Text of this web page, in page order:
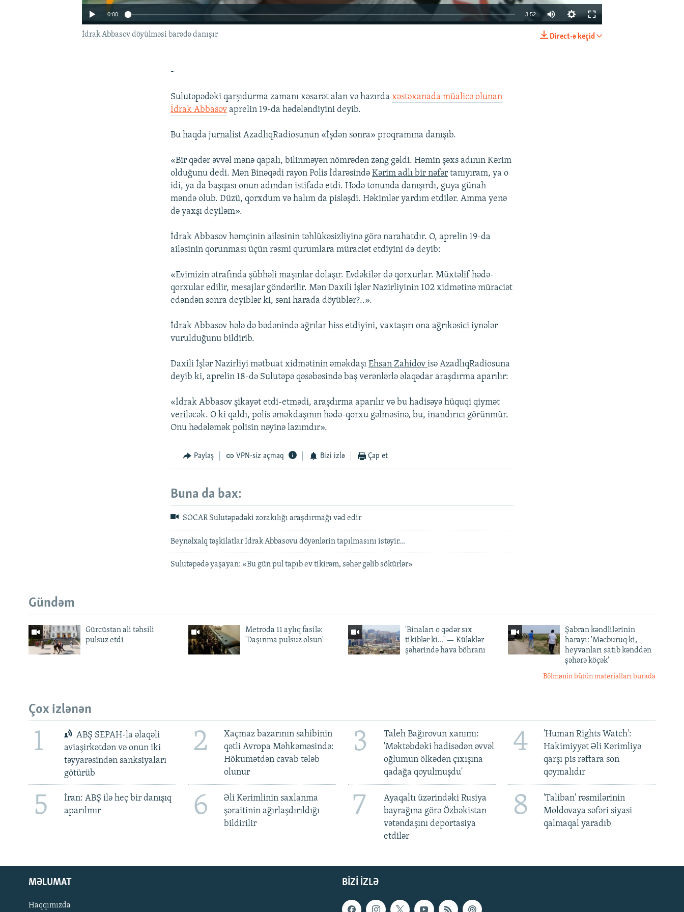
0:00 3:52
Direct-ə keçid
İdrak Abbasov döyülməsi barədə danışır
-
Sulutəpədəki qarşıdurma zamanı xəsarət alan və hazırdaxəstəxanada müalicə olunan
İdrak Abbasov aprelin 19-da hədələndiyini deyib.
Bu haqda jurnalist AzadlıqRadiosunun «İşdən sonra» proqramına danışıb.
«Bir qədər əvvəl mənə qapalı, bilinməyən nömrədən zəng gəldi. Həmin şəxs adının Kərim
olduğunu dedi. Mən Binəqədi rayon Polis İdarəsindəKərim adlı bir nəfər tanıyıram, ya o
idi, ya da başqası onun adından istifadə etdi. Hədə tonunda danışırdı, guya günah
məndə olub. Düzü, qorxdum və halım da pisləşdi. Həkimlər yardım etdilər. Amma yenə
də yaxşı deyiləm».
İdrak Abbasov həmçinin ailəsinin təhlükəsizliyinə görə narahatdır. O, aprelin 19-da
ailəsinin qorunması üçün rəsmi qurumlara müraciət etdiyini də deyib:
«Evimizin ətrafında şübhəli maşınlar dolaşır. Evdəkilər də qorxurlar. Müxtəlif hədə-
qorxular edilir, mesajlar göndərilir. Mən Daxili İşlər Nazirliyinin 102 xidmətinə müraciət
edəndən sonra deyiblər ki, səni harada döyüblər?..».
İdrak Abbasov hələ də bədənində ağrılar hiss etdiyini, vaxtaşırı ona ağrıkəsici iynələr
vurulduğunu bildirib.
Daxili İşlər Nazirliyi mətbuat xidmətinin əməkdaşıEhsan Zahidovisə AzadlıqRadiosuna
deyib ki, aprelin 18-də Sulutəpə qəsəbəsində baş verənlərlə əlaqədar araşdırma aparılır:
«İdrak Abbasov şikayət etdi-etmədi, araşdırma aparılır və bu hadisəyə hüquqi qiymət
veriləcək. O ki qaldı, polis əməkdaşının hədə-qorxu gəlməsinə, bu, inandırıcı görünmür.
Onu hədələmək polisin nəyinə lazımdır».
Paylaş VPN-siz açmaq Bizi izlə Çap et
Buna da bax:
SOCAR Sulutəpədəki zorakılığı araşdırmağı vəd edir
Beynəlxalq təşkilatlar İdrak Abbasovu döyənlərin tapılmasını istəyir...
Sulutəpədə yaşayan: «Bu gün pul tapıb ev tikirəm, səhər gəlib sökürlər»
Gündəm
Gürcüstan ali təhsili
pulsuz etdi
Metroda 11 aylıq fasilə:
'Daşınma pulsuz olsun'
'Binaları o qədər sıx
tikiblər ki...' — Küləklər
şəhərində hava böhranı
Şabran kəndlilərinin
harayı: 'Məcburuq ki,
heyvanları satıb kənddən
şəhərə köçək'
Bölmənin bütün materialları burada
Çox izlənən
1
ABŞ SEPAH-la əlaqəli
aviaşirkətdən və onun iki
təyyarəsindən sanksiyaları
götürüb
2
Xaçmaz bazarının sahibinin
qətli Avropa Məhkəməsində:
Hökumətdən cavab tələb
olunur
3
Taleh Bağırovun xanımı:
'Məktəbdəki hadisədən əvvəl
oğlumun ölkədən çıxışına
qadağa qoyulmuşdu'
4
'Human Rights Watch':
Hakimiyyət Əli Kərimliyə
qarşı pis rəftara son
qoymalıdır
5
İran: ABŞ ilə heç bir danışıq
aparılmır
6
Əli Kərimlinin saxlanma
şəraitinin ağırlaşdırıldığı
bildirilir
7
Ayaqaltı üzərindəki Rusiya
bayrağına görə Özbəkistan
vətəndaşını deportasiya
etdilər
8
'Taliban' rəsmilərinin
Moldovaya səfəri siyasi
qalmaqal yaradıb
BIZI IZLƏ
MƏLUMAT
Haqqımızda